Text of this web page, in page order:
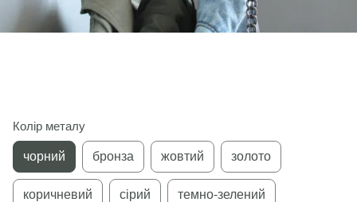
Колір металу
чорний бронза жовтий золото
коричневий сірий темно-зелений